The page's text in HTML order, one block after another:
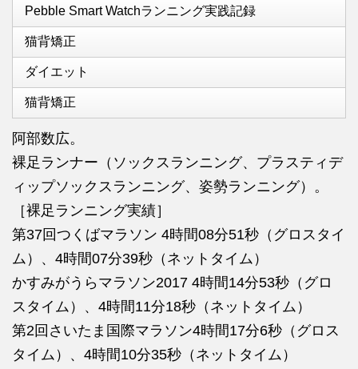
Pebble Smart Watchランニング実践記録
猫背矯正
ダイエット
猫背矯正
阿部数広。
裸足ランナー（ソックスランニング、プラスティデ
ィップソックスランニング、姿勢ランニング）。
［裸足ランニング実績］
第37回つくばマラソン 4時間08分51秒（グロスタイ
ム）、4時間07分39秒（ネットタイム）
かすみがうらマラソン2017 4時間14分53秒（グロ
スタイム）、4時間11分18秒（ネットタイム）
第2回さいたま国際マラソン4時間17分6秒（グロス
タイム）、4時間10分35秒（ネットタイム）